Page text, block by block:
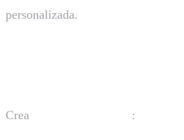
personalizada.
Crea :